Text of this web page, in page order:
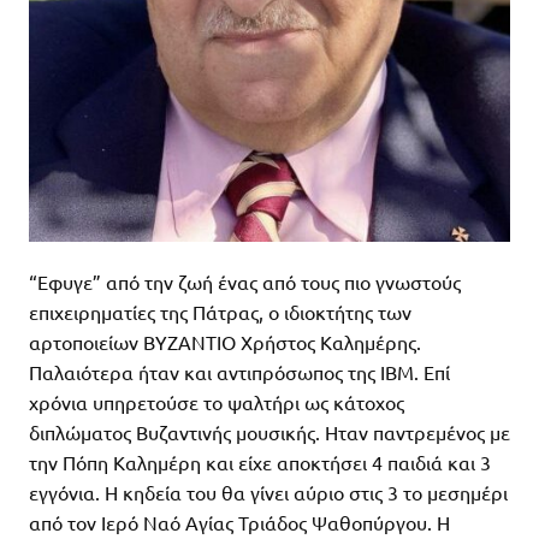
“Εφυγε” από την ζωή ένας από τους πιο γνωστούς
επιχειρηματίες της Πάτρας, ο ιδιοκτήτης των
αρτοποιείων ΒΥΖΑΝΤΙΟ Χρήστος Καλημέρης.
Παλαιότερα ήταν και αντιπρόσωπος της IBM. Επί
χρόνια υπηρετούσε το ψαλτήρι ως κάτοχος
διπλώματος Βυζαντινής μουσικής. Ηταν παντρεμένος με
την Πόπη Καλημέρη και είχε αποκτήσει 4 παιδιά και 3
εγγόνια. Η κηδεία του θα γίνει αύριο στις 3 το μεσημέρι
από τον Ιερό Ναό Αγίας Τριάδος Ψαθοπύργου. Η